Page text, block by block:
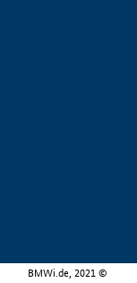
BMWi.de, 2021 ©